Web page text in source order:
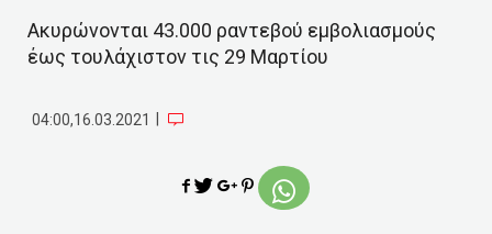
Ακυρώνονται 43.000 ραντεβού εμβολιασμούς
έως τουλάχιστον τις 29 Μαρτίου
04:00,16.03.2021